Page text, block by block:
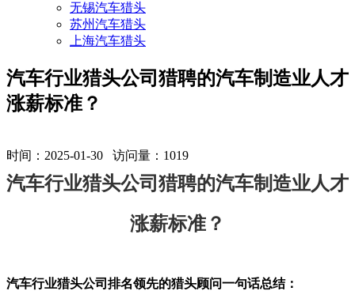
无锡汽车猎头
苏州汽车猎头
上海汽车猎头
汽车行业猎头公司猎聘的汽车制造业人才
涨薪标准？
时间：2025-01-30 访问量： 1019
汽车行业猎头公司猎聘的汽车制造业人才
涨薪标准 ？
汽车行业猎头公司排名领先的猎头顾问一句话总结：